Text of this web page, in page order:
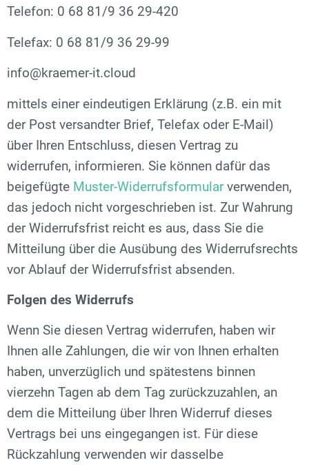
Telefon: 0 68 81/9 36 29-420
Telefax: 0 68 81/9 36 29-99
info@kraemer-it.cloud
mittels einer eindeutigen Erklärung (z.B. ein mit
der Post versandter Brief, Telefax oder E-Mail)
über Ihren Entschluss, diesen Vertrag zu
widerrufen, informieren. Sie können dafür das
beigefügte Muster-Widerrufsformularverwenden,
das jedoch nicht vorgeschrieben ist. Zur Wahrung
der Widerrufsfrist reicht es aus, dass Sie die
Mitteilung über die Ausübung des Widerrufsrechts
vor Ablauf der Widerrufsfrist absenden.
Folgen des Widerrufs
Wenn Sie diesen Vertrag widerrufen, haben wir
Ihnen alle Zahlungen, die wir von Ihnen erhalten
haben, unverzüglich und spätestens binnen
vierzehn Tagen ab dem Tag zurückzuzahlen, an
dem die Mitteilung über Ihren Widerruf dieses
Vertrags bei uns eingegangen ist. Für diese
Rückzahlung verwenden wir dasselbe